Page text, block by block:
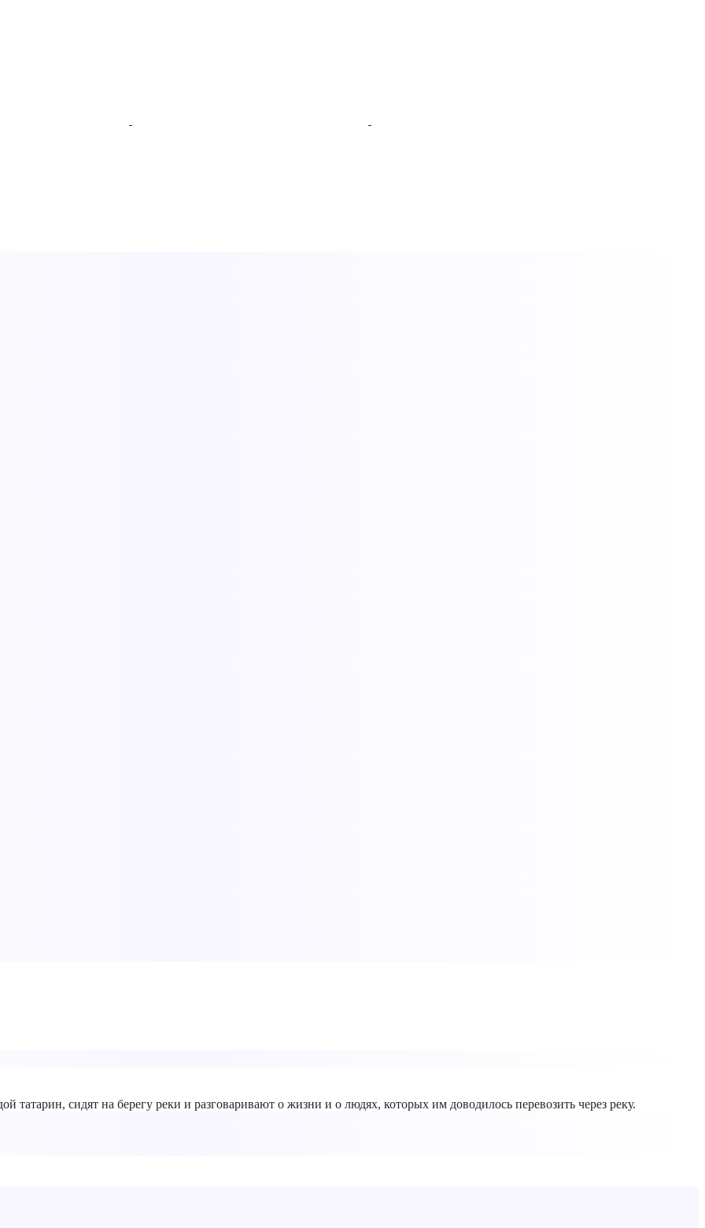
сидят на берегу реки и разговаривают о жизни и о людях, которых им доводилось перевозить через реку.